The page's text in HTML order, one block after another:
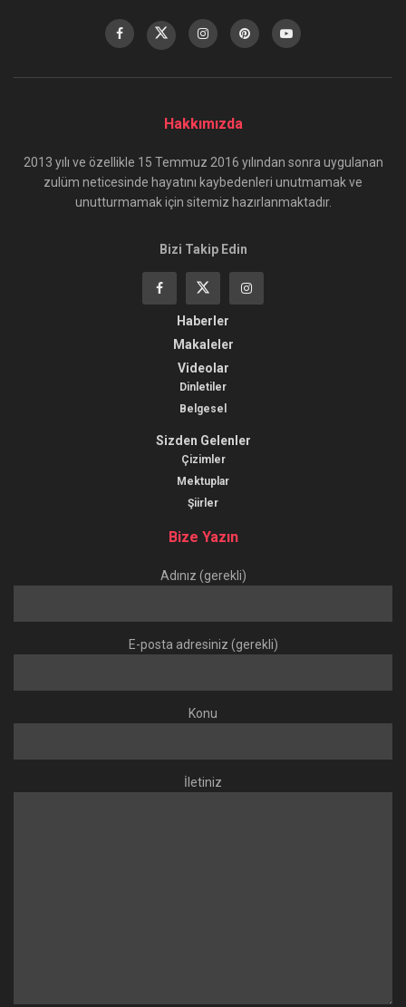
Hakkımızda
2013 yılı ve özellikle 15 Temmuz 2016 yılından sonra uygulanan
zulüm neticesinde hayatını kaybedenleri unutmamak ve
unutturmamak için sitemiz hazırlanmaktadır.
Bizi Takip Edin
Haberler
Makaleler
Videolar
Dinletiler
Belgesel
Sizden Gelenler
Çizimler
Mektuplar
Şiirler
Bize Yazın
Adınız (gerekli)
E-posta adresiniz (gerekli)
Konu
İletiniz